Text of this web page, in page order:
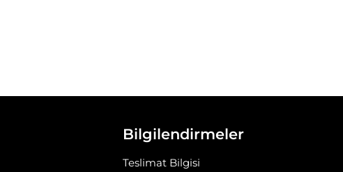
Bilgilendirmeler
Teslimat Bilgisi